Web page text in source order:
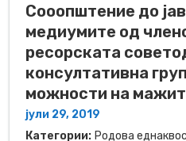
Сооопштение до
медиумите од
ресорската
консултативна
можности на
јули 29, 2019
Категории: Родова